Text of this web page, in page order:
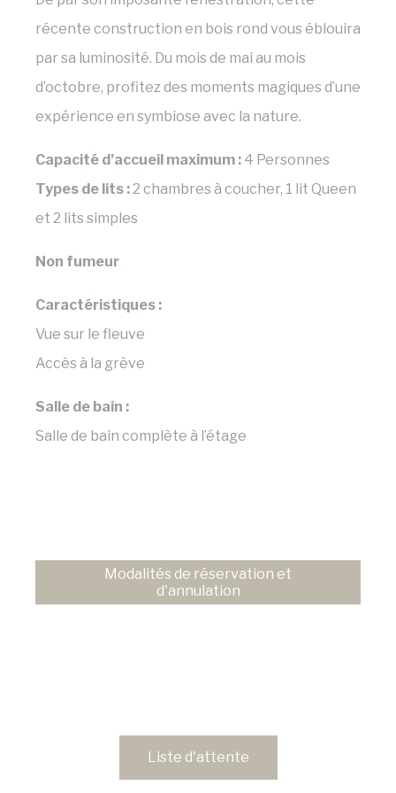
Données des utilisateurs publicitaires
Donnez votre consentement pour l'envoi
Google.
Donner le consentement à des tiers pour
la publicité personnalisée
Confirmer la sélection
récente construction en bois rond vous éblouira
par sa luminosité. Du mois de mai au mois
d’octobre, profitez des moments magiques d’une
expérience en symbiose avec la nature.
Capacité d’accueil maximum : 4 Personnes
Types de lits :2 chambres à coucher, 1 lit Queen
et 2 lits simples
Non fumeur
Caractéristiques :
Vue sur le fleuve
Accès à la grève
Salle de bain :
Salle de bain complète à l’étage
Modalités de réservation et
d'annulation
Liste d'attente